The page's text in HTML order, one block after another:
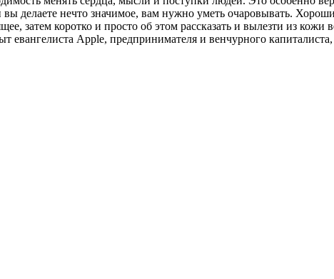
делаете нечто значимое, вам нужно уметь очаровывать.
затем коротко и просто об этом рассказать и вылезти из
евангелиста Apple, предпринимателя и венчурного